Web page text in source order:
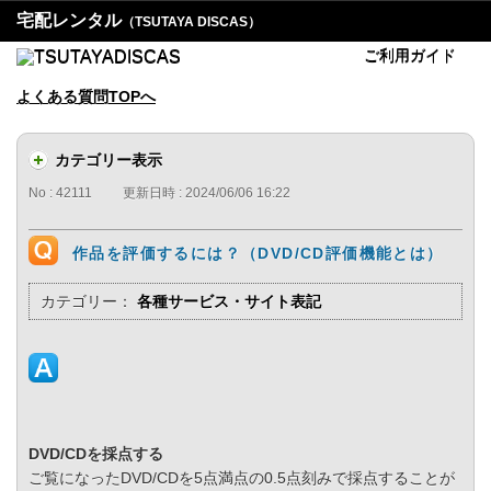
宅配レンタル（TSUTAYA DISCAS）
ご利用ガイド
よくある質問TOPへ
カテゴリー表示
No : 42111 更新日時 : 2024/06/06 16:22
作品を評価するには？（DVD/CD評価機能とは）
カテゴリー： 各種サービス・サイト表記
DVD/CDを採点する
ご覧になったDVD/CDを5点満点の0.5点刻みで採点することが